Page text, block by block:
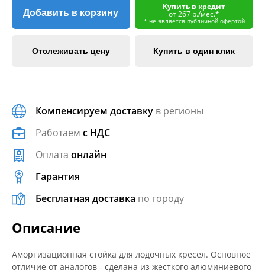
Добавить в корзину
Купить в кредит
от 267 р./мес.*
* не является публичной офертой
Отслеживать цену Купить в один клик
Компенсируем доставку в регионы
Работаем с НДС
Оплата онлайн
Гарантия
Бесплатная доставка по городу
Описание
Амортизационная стойка для лодочных кресел. Основное
отличие от аналогов - сделана из жесткого алюминиевого